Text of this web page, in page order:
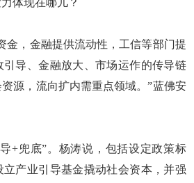
，金融提供流动性，工信等部门提
导、金融放大、市场运作的传导链
源，流向扩内需重点领域。”蓝佛安
兜底”。杨涛说，包括设定政策标
产业引导基金撬动社会资本，并强